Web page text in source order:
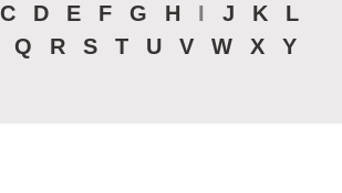
C D E F G H I J K
L
Q R S T U V W X
Y